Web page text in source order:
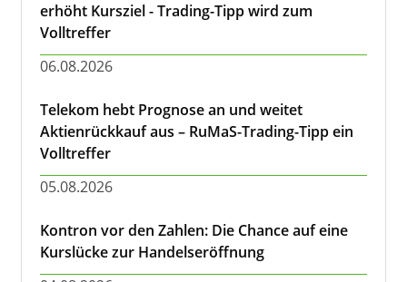
erhöht Kursziel - Trading-Tipp wird zum
Volltreffer
06.08.2026
Telekom hebt Prognose an und weitet
Aktienrückkauf aus – RuMaS-Trading-Tipp ein
Volltreffer
05.08.2026
Kontron vor den Zahlen: Die Chance auf eine
Kurslücke zur Handelseröffnung